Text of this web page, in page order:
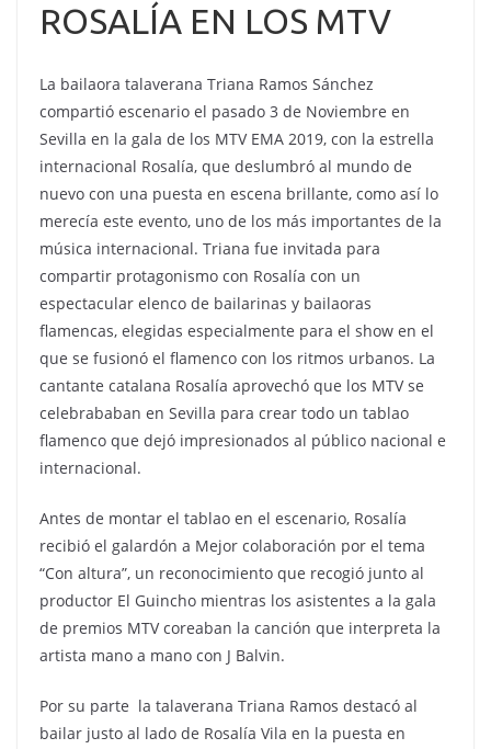
ROSALÍA EN LOS MTV
La bailaora talaverana Triana Ramos Sánchez
compartió escenario el pasado 3 de Noviembre en
Sevilla en la gala de los MTV EMA 2019, con la estrella
internacional Rosalía, que deslumbró al mundo de
nuevo con una puesta en escena brillante, como así lo
merecía este evento, uno de los más importantes de la
música internacional. Triana fue invitada para
compartir protagonismo con Rosalía con un
espectacular elenco de bailarinas y bailaoras
flamencas, elegidas especialmente para el show en el
que se fusionó el flamenco con los ritmos urbanos. La
cantante catalana Rosalía aprovechó que los MTV se
celebrababan en Sevilla para crear todo un tablao
flamenco que dejó impresionados al público nacional e
internacional.
Antes de montar el tablao en el escenario, Rosalía
recibió el galardón a Mejor colaboración por el tema
“Con altura”, un reconocimiento que recogió junto al
productor El Guincho mientras los asistentes a la gala
de premios MTV coreaban la canción que interpreta la
artista mano a mano con J Balvin.
Por su parte la talaverana Triana Ramos destacó al
bailar justo al lado de Rosalía Vila en la puesta en